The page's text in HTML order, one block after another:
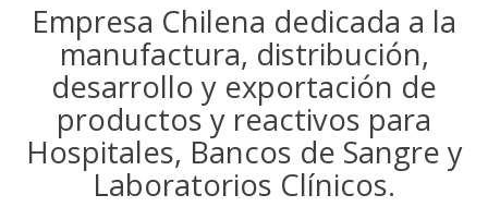
Empresa Chilena dedicada a la
manufactura, distribución,
desarrollo y exportación de
productos y reactivos para
Hospitales, Bancos de Sangre y
Laboratorios Clínicos.